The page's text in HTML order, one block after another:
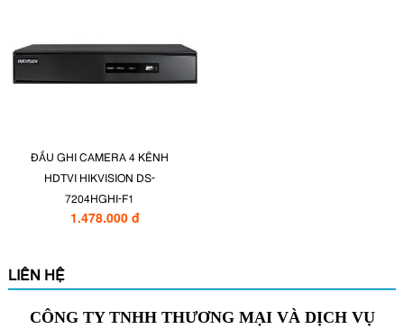
ĐẦU GHI CAMERA 4 KÊNH
HDTVI HIKVISION DS-
7204HGHI-F1
1.478.000 đ
LIÊN HỆ
CÔNG TY TNHH THƯƠNG MẠI VÀ DỊCH VỤ